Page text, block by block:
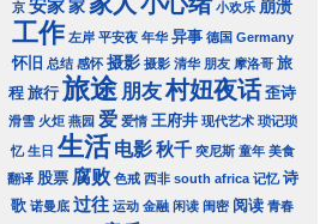
京 安家家 小欢乐 崩溃
工作 左岸 平安夜 年华 异事 德国 Germany
怀旧 总结 感怀 摄影 摄影 清华 朋友 摩洛哥 旅
程 旅行 旅途 朋友村妞夜话 歪诗
滑雪 火炬 燕园 爱 爱情 王府井 现代艺术 琐记琐
忆 生日 生活 电影 秋千 突尼斯 童年 美食
翻译 股票 腐败 色戒 西非 south africa 记忆 诗
歌 诺曼底 过往 运动 金融 闲读 闺密 阅读 青春